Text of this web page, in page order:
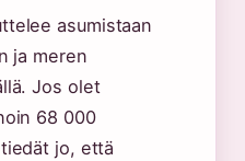
asumistaan
ja meren
Jos olet
68 000
jo, että